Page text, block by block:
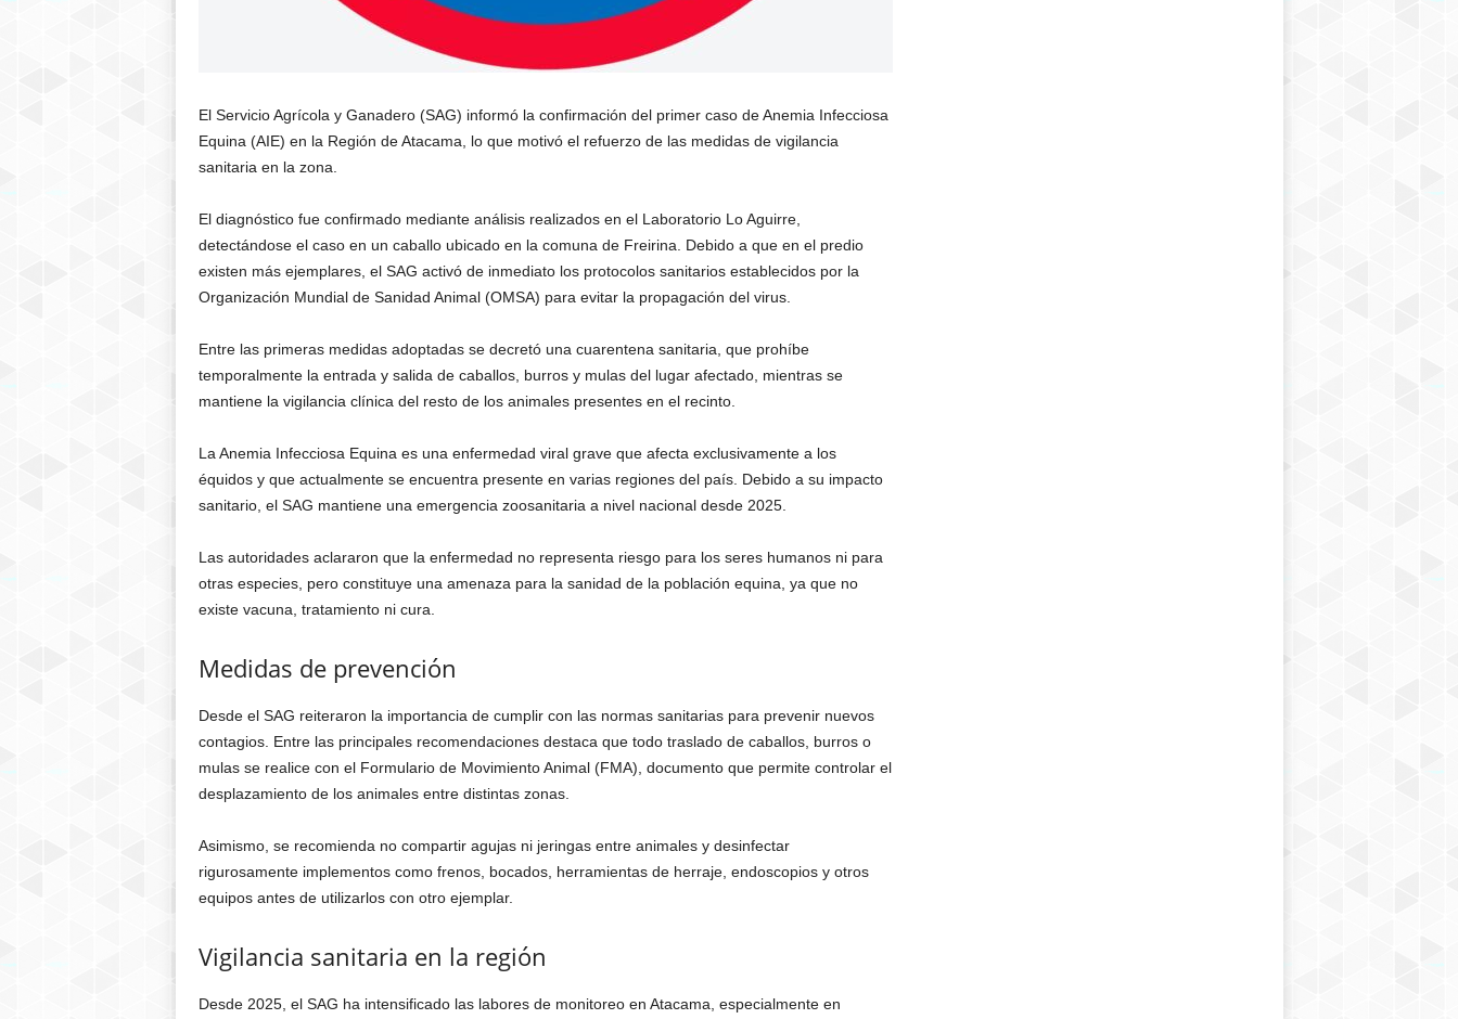
El Servicio Agrícola y Ganadero(SAG) informó la confirmación del primer caso deAnemia Infecciosa
Equina (AIE) en la Región de Atacama , lo que motivó el refuerzo de las medidas de vigilancia
sanitaria en la zona.
El diagnóstico fue confirmado mediante análisis realizados en el Laboratorio Lo Aguirre,
detectándose el caso en un caballo ubicado en la comuna de Freirina . Debido a que en el predio
existen más ejemplares, el SAG activó de inmediato los protocolos sanitarios establecidos por la
Organización Mundial de Sanidad Animal(OMSA) para evitar la propagación del virus.
Entre las primeras medidas adoptadas se decretó una cuarentena sanitaria, que prohíbe
temporalmente la entrada y salida de caballos, burros y mulas del lugar afectado, mientras se
mantiene la vigilancia clínica del resto de los animales presentes en el recinto.
La Anemia Infecciosa Equina es una enfermedad viral grave que afecta exclusivamente a los
équidos y que actualmente se encuentra presente en varias regiones del país. Debido a su impacto
sanitario, el SAG mantiene una emergencia zoosanitaria a nivel nacional desde 2025.
Las autoridades aclararon que la enfermedad no representa riesgo para los seres humanos ni para
otras especies, pero constituye una amenaza para la sanidad de la población equina, ya que no
existe vacuna, tratamiento ni cura.
Medidas de prevención
Desde el SAG reiteraron la importancia de cumplir con las normas sanitarias para prevenir nuevos
contagios. Entre las principales recomendaciones destaca que todo traslado de caballos, burros o
mulas se realice con el Formulario de Movimiento Animal (FMA), documento que permite controlar el
desplazamiento de los animales entre distintas zonas.
Asimismo, se recomienda no compartir agujas ni jeringas entre animales y desinfectar
rigurosamente implementos como frenos, bocados, herramientas de herraje, endoscopios y otros
equipos antes de utilizarlos con otro ejemplar.
Vigilancia sanitaria en la región
Desde 2025, el SAG ha intensificado las labores de monitoreo en Atacama, especialmente en